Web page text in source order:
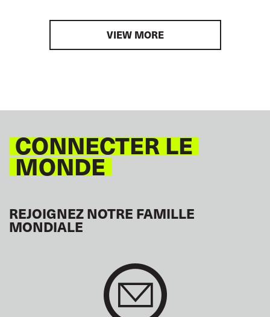
VIEW MORE
CONNECTER LE
MONDE
REJOIGNEZ NOTRE FAMILLE
MONDIALE